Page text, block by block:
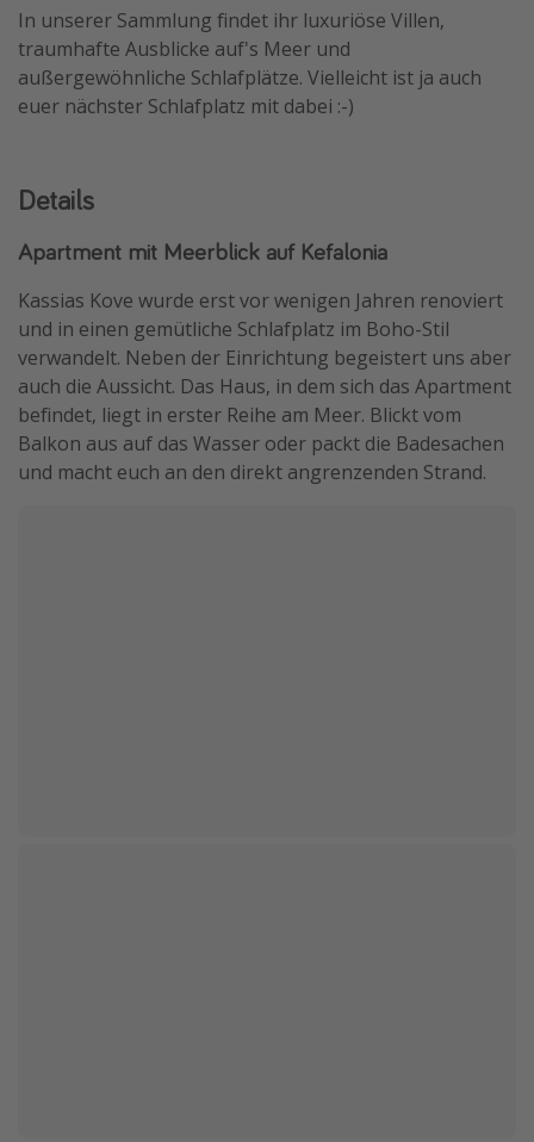
In unserer Sammlung findet ihr luxuriöse Villen,
traumhafte Ausblicke auf's Meer und
außergewöhnliche Schlafplätze. Vielleicht ist ja auch
euer nächster Schlafplatz mit dabei :-)
Details
Apartment mit Meerblick auf Kefalonia
Kassias Kove wurde erst vor wenigen Jahren renoviert
und in einen gemütliche Schlafplatz im Boho-Stil
verwandelt. Neben der Einrichtung begeistert uns aber
auch die Aussicht. Das Haus, in dem sich das Apartment
befindet, liegt in erster Reihe am Meer. Blickt vom
Balkon aus auf das Wasser oder packt die Badesachen
und macht euch an den direkt angrenzenden Strand.